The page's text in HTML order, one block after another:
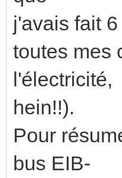
j'avais fait
toutes mes
l'électricité,
hein!!).
Pour
bus EIB-